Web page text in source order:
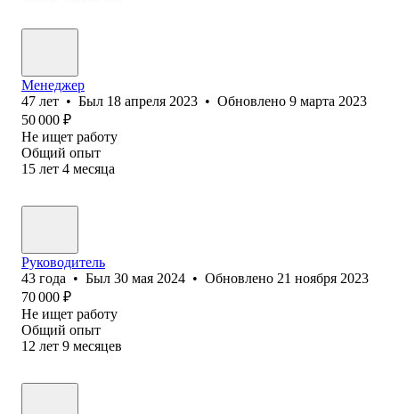
Менеджер
47 лет • Был 18 апреля 2023 • Обновлено 9 марта 2023
50 000 ₽
Не ищет работу
Общий опыт
15 лет 4 месяца
Руководитель
43 года • Был 30 мая 2024 • Обновлено 21 ноября 2023
70 000 ₽
Не ищет работу
Общий опыт
12 лет 9 месяцев